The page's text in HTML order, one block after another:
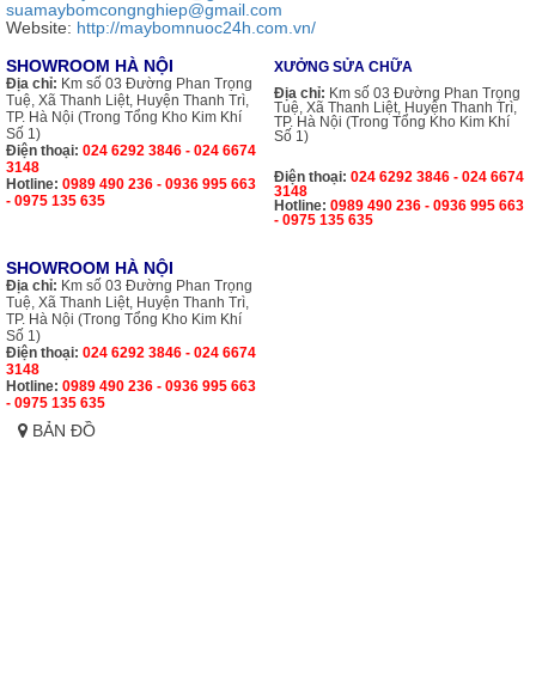
suamaybomcongnghiep@gmail.com
Website: http://maybomnuoc24h.com.vn/
SHOWROOM HÀ NỘI
Địa chỉ: Km số 03 Đường Phan Trọng
Tuệ, Xã Thanh Liệt, Huyện Thanh Trì,
TP. Hà Nội (Trong Tổng Kho Kim Khí
Số 1)
Điện thoại: 024 6292 3846 - 024 6674
3148
Hotline: 0989 490 236 - 0936 995 663
- 0975 135 635
XƯỞNG SỬA CHỮA
Địa chỉ: Km số 03 Đường Phan Trọng
Tuệ, Xã Thanh Liệt, Huyện Thanh Trì,
TP. Hà Nội (Trong Tổng Kho Kim Khí
Số 1)
Điện thoại: 024 6292 3846 - 024 6674
3148
Hotline: 0989 490 236 - 0936 995 663
- 0975 135 635
SHOWROOM HÀ NỘI
Địa chỉ: Km số 03 Đường Phan Trọng
Tuệ, Xã Thanh Liệt, Huyện Thanh Trì,
TP. Hà Nội (Trong Tổng Kho Kim Khí
Số 1)
Điện thoại: 024 6292 3846 - 024 6674
3148
Hotline: 0989 490 236 - 0936 995 663
- 0975 135 635
BẢN ĐỒ